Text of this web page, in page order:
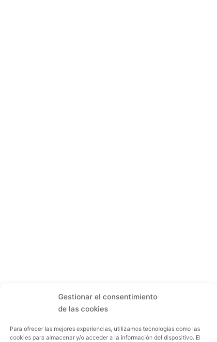
Gestionar el consentimiento
de las cookies
Para ofrecer las mejores experiencias, utilizamos tecnologías como las
cookies para almacenar y/o acceder a la información del dispositivo. El